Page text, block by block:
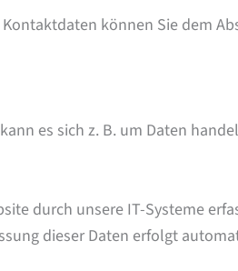
können Sie dem
es sich z. B. um Daten
durch unsere IT-Systeme
dieser Daten erfolgt